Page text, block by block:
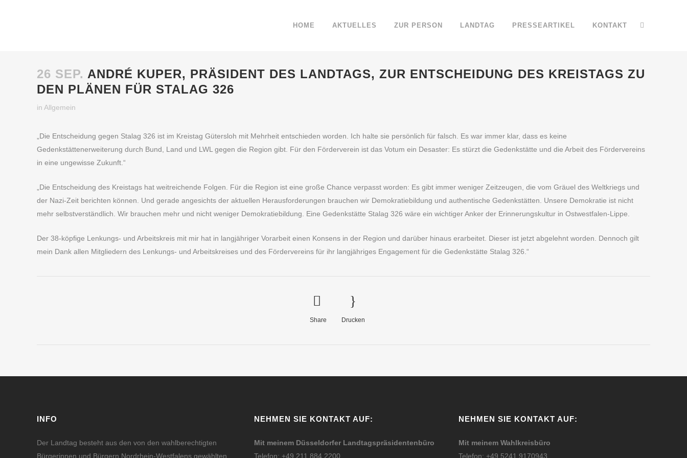
HOME AKTUELLES ZUR PERSON LANDTAG PRESSEARTIKEL KONTAKT
26 SEP. ANDRÉ KUPER, PRÄSIDENT DES LANDTAGS, ZUR ENTSCHEIDUNG DES KREISTAGS ZU
DEN PLÄNEN FÜR STALAG 326
in Allgemein
„Die Entscheidung gegen Stalag 326 ist im Kreistag Gütersloh mit Mehrheit entschieden worden. Ich halte sie persönlich für falsch. Es war immer klar, dass es keine
Gedenkstättenerweiterung durch Bund, Land und LWL gegen die Region gibt. Für den Förderverein ist das Votum ein Desaster: Es stürzt die Gedenkstätte und die Arbeit des Fördervereins
in eine ungewisse Zukunft.“
„Die Entscheidung des Kreistags hat weitreichende Folgen. Für die Region ist eine große Chance verpasst worden: Es gibt immer weniger Zeitzeugen, die vom Gräuel des Weltkriegs und
der Nazi-Zeit berichten können. Und gerade angesichts der aktuellen Herausforderungen brauchen wir Demokratiebildung und authentische Gedenkstätten. Unsere Demokratie ist nicht
mehr selbstverständlich. Wir brauchen mehr und nicht weniger Demokratiebildung. Eine Gedenkstätte Stalag 326 wäre ein wichtiger Anker der Erinnerungskultur in Ostwestfalen-Lippe.
Der 38-köpfige Lenkungs- und Arbeitskreis mit mir hat in langjähriger Vorarbeit einen Konsens in der Region und darüber hinaus erarbeitet. Dieser ist jetzt abgelehnt worden. Dennoch gilt
mein Dank allen Mitgliedern des Lenkungs- und Arbeitskreises und des Fördervereins für ihr langjähriges Engagement für die Gedenkstätte Stalag 326.“
Share Drucken
INFO
Der Landtag besteht aus den von den wahlberechtigten
Bürgerinnen und Bürgern Nordrhein-Westfalens gewählten
NEHMEN SIE KONTAKT AUF:
Mit meinem Düsseldorfer Landtagspräsidentenbüro
Telefon: +49 211 884 2200
NEHMEN SIE KONTAKT AUF:
Mit meinem Wahlkreisbüro
Telefon: +49 5241 9170943